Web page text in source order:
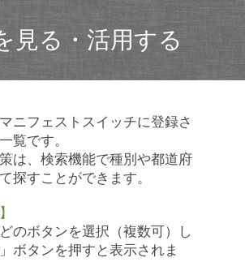
見る・活用する
ニフェストスイッチに登録さ
覧です。
は、検索機能で種別や都道府
探すことができます。
のボタンを選択（複数可）し
ボタンを押すと表示されま